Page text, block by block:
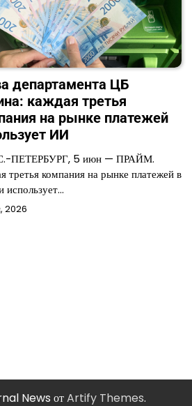
департамента ЦБ
каждая третья
на рынке платежей
ИИ
ПЕТЕРБУРГ, 5 июн — ПРАЙМ.
третья компания на рынке платежей в
использует…
2026
News отArtify Themes.